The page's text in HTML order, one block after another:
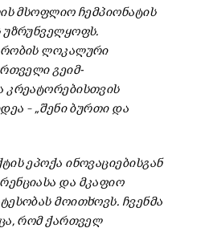
მსოფლიო ჩემპიონატის
უზრუნველყოფს.
ლოკალური
გეიმ-
კრეატორებისთვის
– „შენი ბურთი და
ეპოქა ინოვაციებისგან
და მკაფიო
მოითხოვს. ჩვენმა
რომ ქართველ